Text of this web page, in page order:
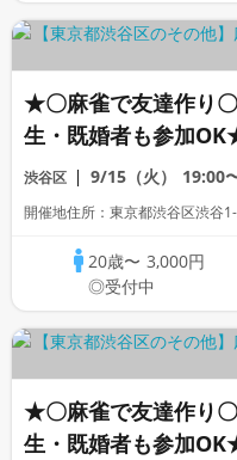
★〇麻雀で友達作り
生・既婚者も参加
心者向けリーグ戦★｜
サークル☆ルールスタ
渋谷区 9/15（火） 19:00
開催地住所：東京都渋谷区渋谷
20歳〜 3,000円
◎受付中
★〇麻雀で友達作り
生・既婚者も参加